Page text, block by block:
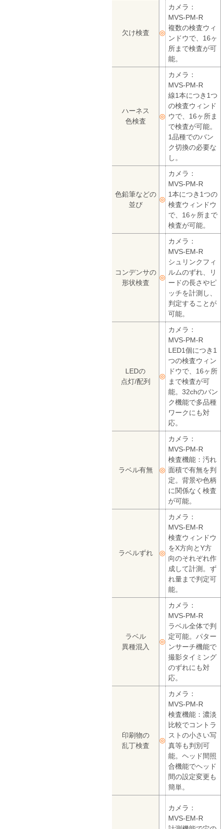
欠け検査 ◎
カメラ：
MVS-PM-R
複数の検査ウィ
ンドウで、16ヶ
所まで検査が可
能。
ハーネス
色検査
◎
カメラ：
MVS-PM-R
線1本につき1つ
の検査ウィンド
ウで、16ヶ所ま
で検査が可能。
1品種でのバン
ク切換の必要な
し。
色鉛筆などの
並び
◎
カメラ：
MVS-PM-R
1本につき1つの
検査ウィンドウ
で、16ヶ所まで
検査が可能。
コンデンサの
形状検査
◎
カメラ：
MVS-EM-R
シュリンクフィ
ルムのずれ、リ
ードの長さやピ
ッチを計測し、
判定することが
可能。
LEDの
点灯/配列
◎
カメラ：
MVS-PM-R
LED1個につき1
つの検査ウィン
ドウで、16ヶ所
まで検査が可
能。32chのバン
ク機能で多品種
ワークにも対
応。
ラベル有無 ◎
カメラ：
MVS-PM-R
検査機能：汚れ
面積で有無を判
定。背景や色柄
に関係なく検査
が可能。
ラベルずれ ◎
カメラ：
MVS-EM-R
検査ウィンドウ
をX方向とY方
向のそれぞれ作
成して計測。ず
れ量まで判定可
能。
ラベル
異種混入
◎
カメラ：
MVS-PM-R
ラベル全体で判
定可能。パター
ンサーチ機能で
撮影タイミング
のずれにも対
応。
印刷物の
乱丁検査
◎
カメラ：
MVS-PM-R
検査機能：濃淡
比較でコントラ
ストの小さい写
真等も判別可
能。ヘッド間照
合機能でヘッド
間の設定変更も
簡単。
カメラ：
MVS-EM-R